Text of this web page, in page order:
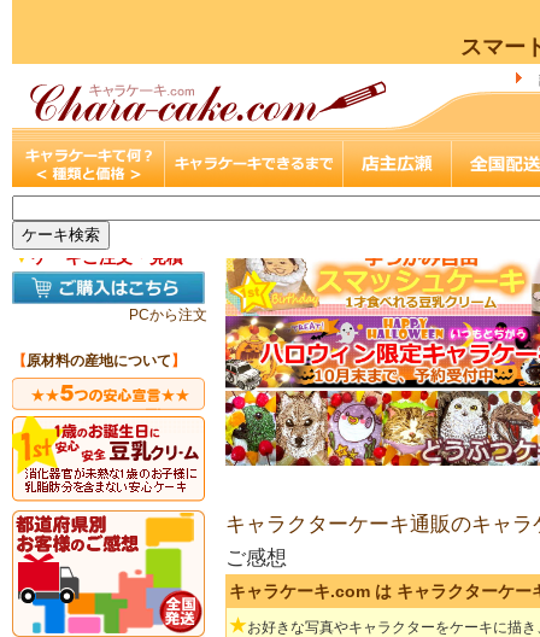
スマー
▼ケーキご注文・見積
PCから注文
【原材料の産地について 】
キャラクターケーキ通販のキャラ
ご感想
キャラケーキ.com は キャラクターケ
★お好きな写真やキャラクターをケーキに描